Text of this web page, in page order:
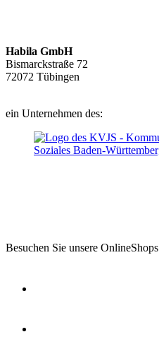
Habila GmbH
Bismarckstraße 72
72072 Tübingen
ein Unternehmen des:
Besuchen Sie unsere OnlineShops